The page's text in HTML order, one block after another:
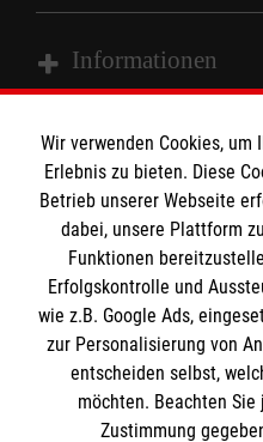
Wir Malteser
Spenden & Helfen
Angebote & Leistungen
Mitarbeiten & Aktiv
Informationen
Kontakt
Presse und Medien
Impressum
Datenschutz
Malteser online
Malteserorden
Malteser Jugend
Malteser International
Sharepoint
Spendenkonto
Empfänger: Malteser
Soziale Netzwerke
Wir verwenden Cookies,
Erlebnis zu bieten. Diese
Betrieb unserer Webseite
dabei, unsere Plattform
Funktionen
Erfolgskontrolle und
wie z.B. Google Ads,
zur Personalisierung von
entscheiden selbst,
möchten. Beachten
Zustimmung